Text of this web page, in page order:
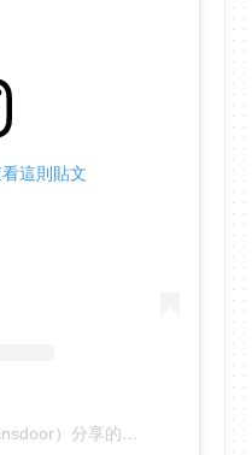
這則貼文
粉絲多FANSDOOR（@fansdoor）分享的貼文